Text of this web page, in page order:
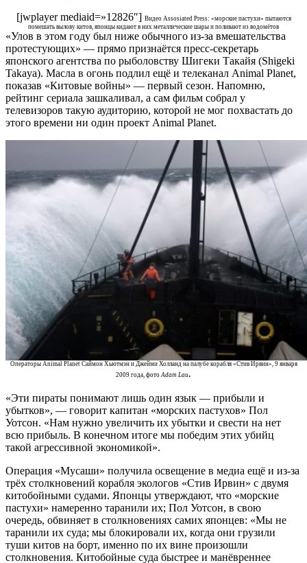
[jwplayer mediaid=»12826″] Видео Assosiated Press: «морские пастухи» пытаются
помешать вылову китов, японцы кидают в них металлические шары и поливают из водомётов
«Улов в этом году был ниже обычного из-за вмешательства
протестующих» — прямо признаётся пресс-секретарь
японского агентства по рыболовству Шигеки Такайя (Shigeki
Takaya). Масла в огонь подлил ещё и телеканал Animal Planet,
показав «Китовые войны» — первый сезон. Напомню,
рейтинг сериала зашкаливал, а сам фильм собрал у
телевизоров такую аудиторию, которой не мог похвастать до
этого времени ни один проект Animal Planet.
Операторы Animal Planet Саймон Хьютмэн и Джейми Холланд на палубе корабля «Стив Ирвин», 9 января
2009 года, фото Adam Lau.
«Эти пираты понимают лишь один язык — прибыли и
убытков», — говорит капитан «морских пастухов» Пол
Уотсон. «Нам нужно увеличить их убытки и свести на нет
всю прибыль. В конечном итоге мы победим этих убийц
такой агрессивной экономикой».
Операция «Мусаши» получила освещение в медиа ещё и из-за
трёх столкновений корабля экологов «Стив Ирвин» с двумя
китобойными судами. Японцы утверждают, что «морские
пастухи» намеренно таранили их; Пол Уотсон, в свою
очередь, обвиняет в столкновениях самих японцев: «Мы не
таранили их суда; мы блокировали их, когда они грузили
туши китов на борт, именно по их вине произошли
столкновения. Китобойные суда быстрее и манёвреннее